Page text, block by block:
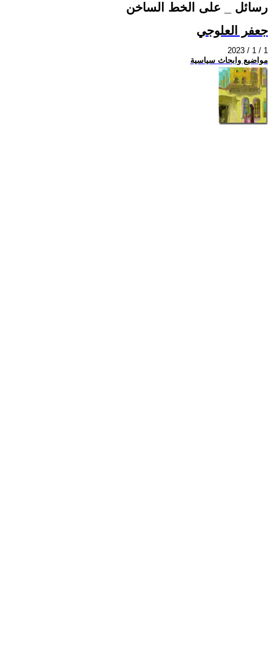
رسائل _ على الخط الساخن
جعفر العلوجي
2023 / 1 / 1
مواضيع وابحاث سياسية